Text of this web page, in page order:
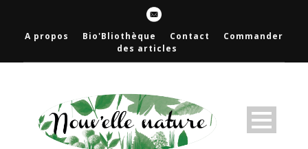
A propos Bio'Bliothèque Contact
Commander
des articles